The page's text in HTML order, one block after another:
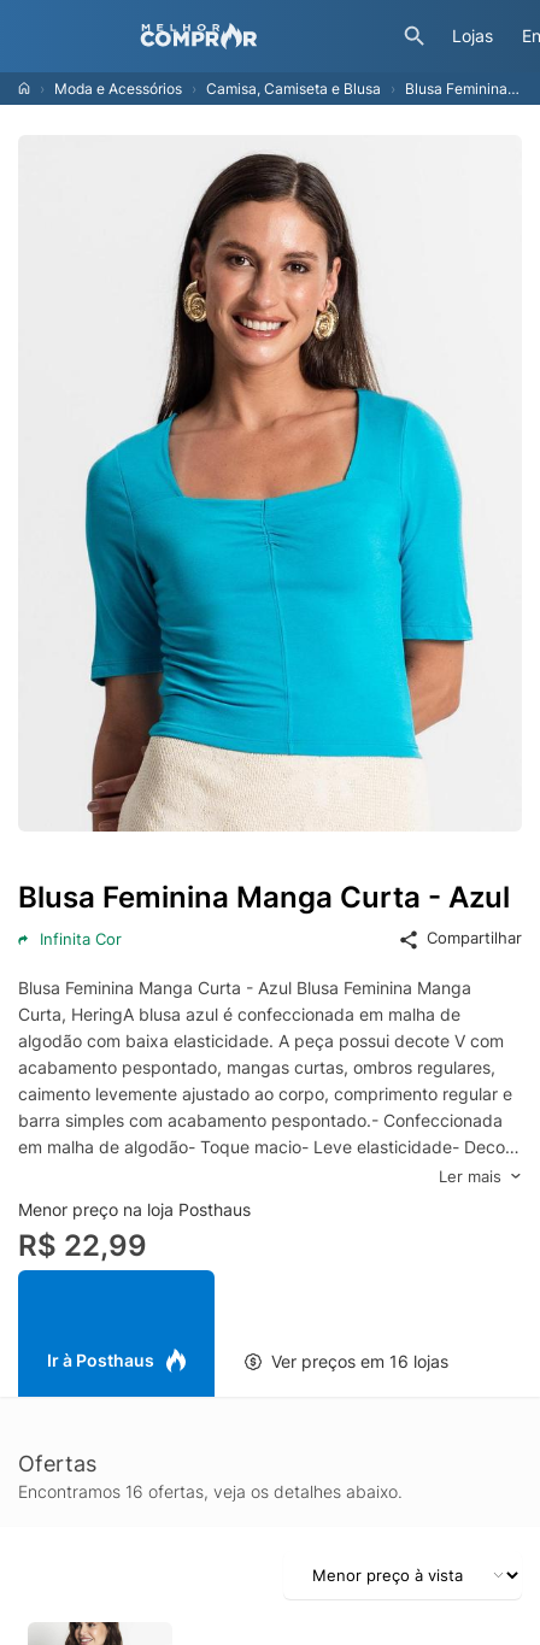
Lojas
Moda e Acessórios Camisa, Camiseta e Blusa Blusa Feminina Manga Curta - Azul
Blusa Feminina Manga Curta - Azul
Infinita Cor Compartilhar
Blusa Feminina Manga Curta - Azul Blusa Feminina Manga
Curta, HeringA blusa azul é confeccionada em malha de
algodão com baixa elasticidade. A peça possui decote V com
acabamento pespontado, mangas curtas, ombros regulares,
caimento levemente ajustado ao corpo, comprimento regular e
barra simples com acabamento pespontado.- Confeccionada
em malha de algodão- Toque macio- Leve elasticidade- Decote
Comprimento regularEspecificações & Cuidados:Lavar a
máquinaComposição: 100% AlgodãoCor: AzulMarca: Hering
Ler mais
Menor preço na loja Posthaus
R$ 22,99
Ir à Posthaus Ver preços em 16 lojas
Ofertas
Encontramos 16 ofertas, veja os detalhes abaixo.